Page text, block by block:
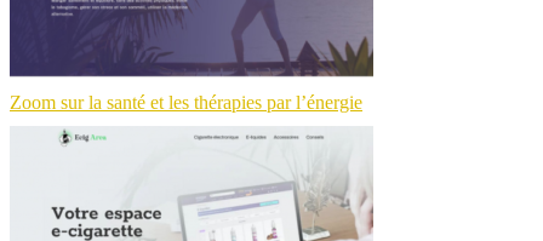
Zoom sur la santé et les thérapies par l’énergie